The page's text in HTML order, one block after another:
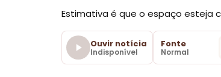
Estimativa é que o espaço esteja
Ouvir notícia
Indisponível
Fonte
Normal